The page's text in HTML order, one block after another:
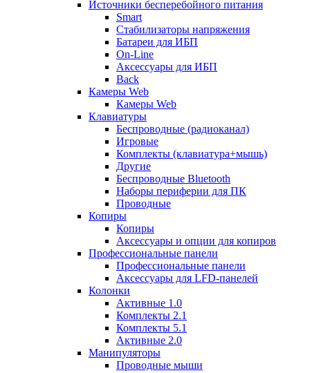
Источники бесперебойного питания
Smart
Стабилизаторы напряжения
Батареи для ИБП
On-Line
Аксессуары для ИБП
Back
Камеры Web
Камеры Web
Клавиатуры
Беспроводные (радиоканал)
Игровые
Комплекты (клавиатура+мышь)
Другие
Беспроводные Bluetooth
Наборы периферии для ПК
Проводные
Копиры
Копиры
Аксессуары и опции для копиров
Профессиональные панели
Профессиональные панели
Аксессуары для LFD-панелей
Колонки
Активные 1.0
Комплекты 2.1
Комплекты 5.1
Активные 2.0
Манипуляторы
Проводные мыши